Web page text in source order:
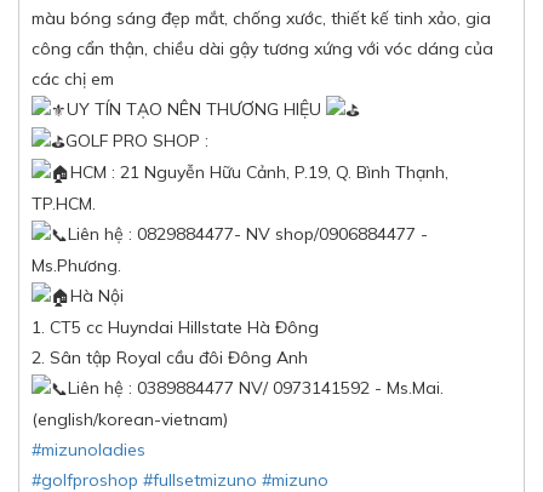
màu bóng sáng đẹp mắt, chống xước, thiết kế tinh xảo, gia
công cẩn thận, chiều dài gậy tương xứng với vóc dáng của
các chị em
UY TÍN TẠO NÊN THƯƠNG HIỆU
GOLF PRO SHOP :
HCM : 21 Nguyễn Hữu Cảnh, P.19, Q. Bình Thạnh,
TP.HCM.
Liên hệ : 0829884477- NV shop/0906884477 -
Ms.Phương.
Hà Nội
1. CT5 cc Huyndai Hillstate Hà Đông
2. Sân tập Royal cầu đôi Đông Anh
Liên hệ : 0389884477 NV/ 0973141592 - Ms.Mai.
(english/korean-vietnam)
#mizunoladies
#golfproshop #fullsetmizuno #mizuno